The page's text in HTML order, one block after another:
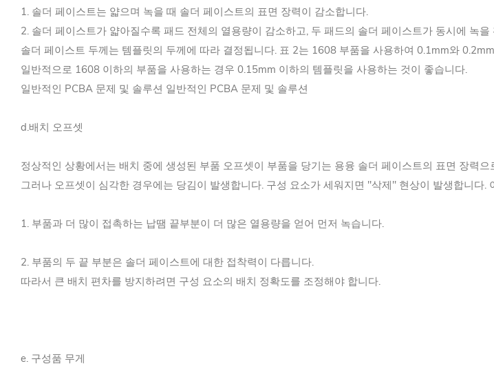
1. 솔더 페이스트는 얇으며 녹을 때 솔더 페이스트의 표면 장력이 감소합니다.
2. 솔더 페이스트가 얇아질수록 패드 전체의 열용량이 감소하고, 두 패드의 솔더 페이스트가 동시에 녹
솔더 페이스트 두께는 템플릿의 두께에 따라 결정됩니다. 표 2는 1608 부품을 사용하여 0.1mm와
일반적으로 1608 이하의 부품을 사용하는 경우 0.15mm 이하의 템플릿을 사용하는 것이 좋습니다.
일반적인 PCBA 문제 및 솔루션 일반적인 PCBA 문제 및 솔루션
d.배치 오프셋
정상적인 상황에서는 배치 중에 생성된 부품 오프셋이 부품을 당기는 용융 솔더 페이스트의 표면 장력
그러나 오프셋이 심각한 경우에는 당김이 발생합니다. 구성 요소가 세워지면 "삭제" 현상이 발생합니다.
1. 부품과 더 많이 접촉하는 납땜 끝부분이 더 많은 열용량을 얻어 먼저 녹습니다.
2. 부품의 두 끝 부분은 솔더 페이스트에 대한 접착력이 다릅니다.
따라서 큰 배치 편차를 방지하려면 구성 요소의 배치 정확도를 조정해야 합니다.
e. 구성품 무게